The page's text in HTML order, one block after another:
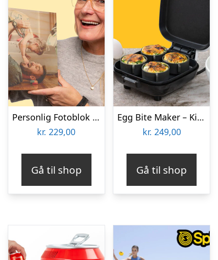
Personlig Fotoblok i Træ
kr. 229,00
Gå til shop
Egg Bite Maker – KitchPro
kr. 249,00
Gå til shop